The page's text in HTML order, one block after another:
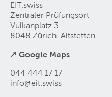
EIT.swiss
Zentraler Prüfungsort
Vulkanplatz 3
8048 Zürich-Altstetten
↗ Google Maps
044 444 17 17
info@eit swiss